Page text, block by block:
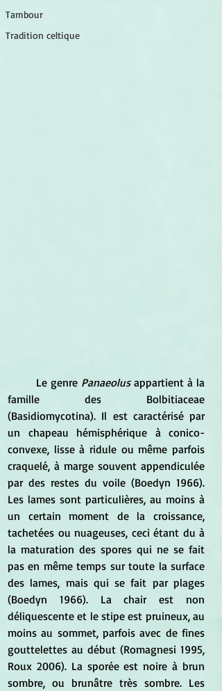
Tambour
Tradition celtique
	Le genre
Panaeolus appartient à la
famille des Bolbitiaceae
(Basidiomycotina). Il est caractérisé par
un chapeau hémisphérique à conico-
convexe, lisse à ridule ou même parfois
craquelé, à marge souvent appendiculée
par des restes du voile (Boedyn 1966).
Les lames sont particulières, au moins à
un certain moment de la croissance,
tachetées ou nuageuses, ceci étant du à
la maturation des spores qui ne se fait
pas en même temps sur toute la surface
des lames, mais qui se fait par plages
(Boedyn 1966). La chair est non
déliquescente et le stipe est pruineux, au
moins au sommet, parfois avec de fines
gouttelettes au début (Romagnesi 1995,
Roux 2006). La sporée est noire à brun
sombre, ou brunâtre très sombre. Les